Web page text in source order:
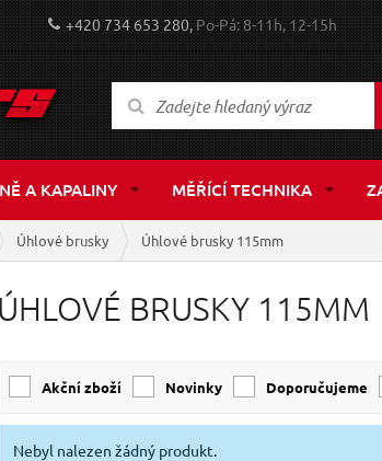
+420 734 653 280,Po-Pá: 8-11h, 12-15h
A KAPALINY MĚŘÍCÍ TECHNIKA
Úhlové brusky Úhlové brusky 115mm
ÚHLOVÉ BRUSKY 115MM
Akční zboží Novinky Doporučujeme
Nebyl nalezen žádný produkt.